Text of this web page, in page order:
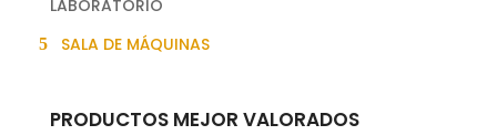
LABORATORIO
SALA DE MÁQUINAS
PRODUCTOS MEJOR VALORADOS